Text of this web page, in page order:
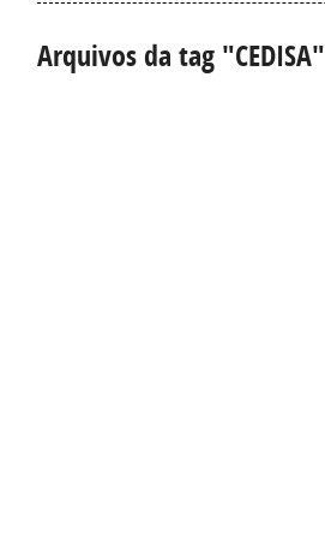
Arquivos da tag "CEDISA"